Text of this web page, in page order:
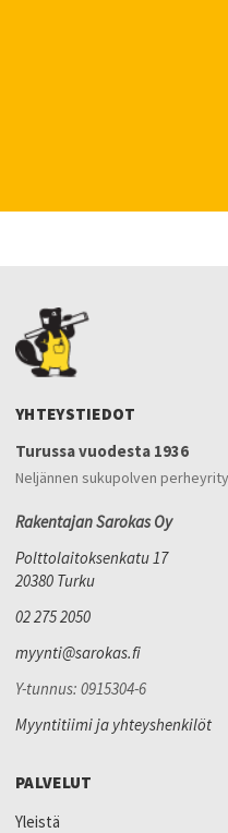
YHTEYSTIEDOT
Turussa vuodesta 1936
Neljännen sukupolven
Rakentajan Sarokas Oy
Polttolaitoksenkatu 17
20380 Turku
02 275 2050
myynti@sarokas.fi
Y-tunnus: 0915304-6
Myyntitiimi ja yhteyshenkilöt
PALVELUT
Yleistä